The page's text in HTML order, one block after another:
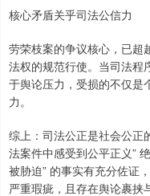
核心矛盾关乎司法公信力
劳荣枝案的争议核心，已超
法权的规范行使。当司法程
于舆论压力，受损的不仅是
力。
综上：司法公正是社会公正
法案件中感受到公平正义”
被胁迫” 的事实有充分佐证
严重瑕疵，且存在舆论裹挟
深证成指